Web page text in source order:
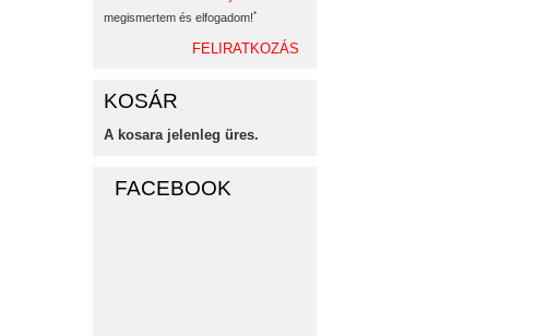
megismertem és elfogadom!*
KOSÁR
A kosara jelenleg üres.
FACEBOOK